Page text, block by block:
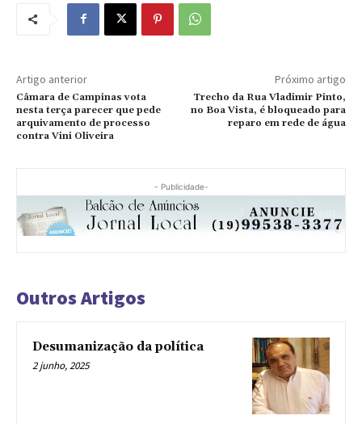
Artigo anterior
Câmara de Campinas vota
nesta terça parecer que pede
arquivamento de processo
contra Vini Oliveira
Próximo artigo
Trecho da Rua Vladimir Pinto,
no Boa Vista, é bloqueado para
reparo em rede de água
- Publicidade-
Outros Artigos
Desumanização da política
2 junho, 2025